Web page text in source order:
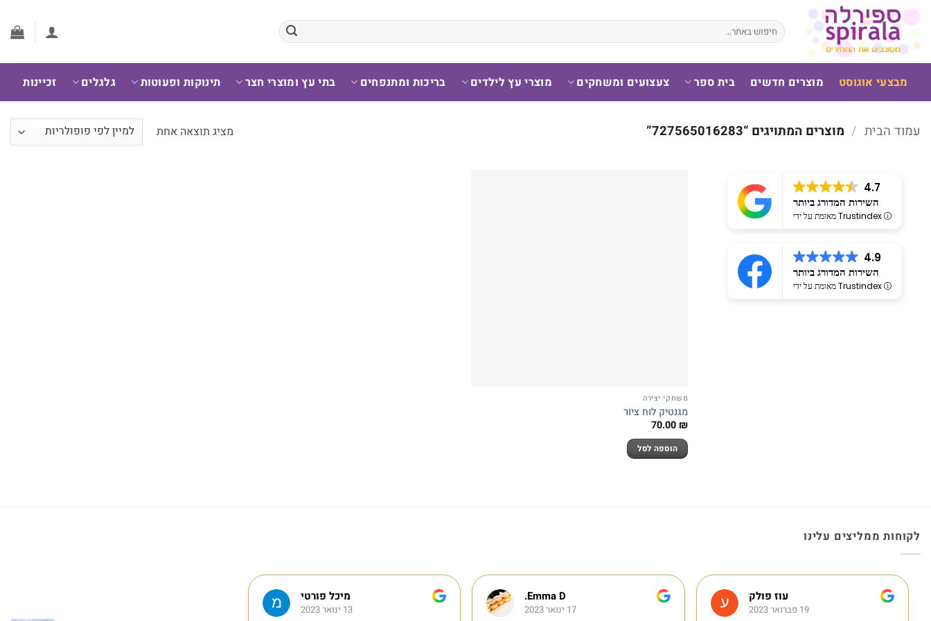
דלג
לתוכן
חיפוש
עבור:
מבצעי אוגוסט מוצרים חדשים בית ספר צעצועים ומשחקים מוצרי עץ לילדים בריכות ומתנפחים בתי עץ ומוצרי חצר תינוקות ופעוטות גלגלים זכיינות
עמוד הבית / מוצרים המתויגים “727565016283” מציג תוצאה אחת
4.7
השירות המדורג ביותר
מאומת על ידי Trustindex
4.9
השירות המדורג ביותר
מאומת על ידי Trustindex
משחקי יצירה
מגנטיק לוח ציור
70.00 ₪
הוספה לסל
לקוחות ממליצים עלינו
מיכל פורטי
13 ינואר 2023
Emma D.
17 ינואר 2023
עוז פולק
19 פברואר 2023